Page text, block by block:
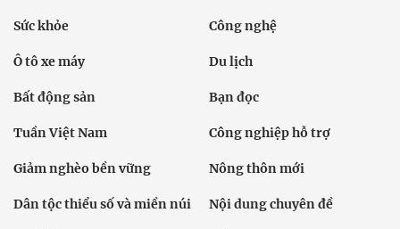
Sức khỏe Công nghệ
Ô tô xe máy Du lịch
Bất động sản Bạn đọc
Tuần Việt Nam Công nghiệp hỗ trợ
Giảm nghèo bền vững Nông thôn mới
Dân tộc thiểu số và miền núi Nội dung chuyên đề